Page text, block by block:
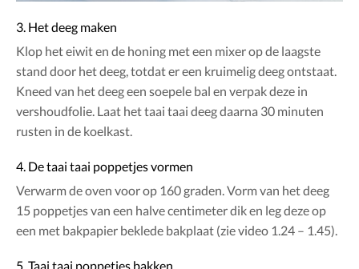
3. Het deeg maken
Klop het eiwit en de honing met een mixer op de laagste
stand door het deeg, totdat er een kruimelig deeg ontstaat.
Kneed van het deeg een soepele bal en verpak deze in
vershoudfolie. Laat het taai taai deeg daarna 30 minuten
rusten in de koelkast.
4. De taai taai poppetjes vormen
Verwarm de oven voor op 160 graden. Vorm van het deeg
15 poppetjes van een halve centimeter dik en leg deze op
een met bakpapier beklede bakplaat (zie video 1.24 – 1.45).
5. Taai taai poppetjes bakken